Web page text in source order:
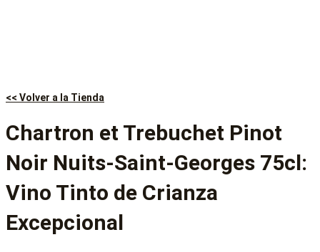
<< Volver a la Tienda
Chartron et Trebuchet Pinot
Noir Nuits-Saint-Georges 75cl:
Vino Tinto de Crianza
Excepcional